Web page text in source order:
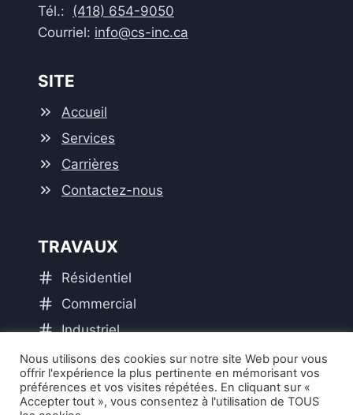
Tél.: (418) 654-9050
Courriel: info@cs-inc.ca
SITE
Accueil
Services
Carrières
Contactez-nous
TRAVAUX
Résidentiel
Commercial
Industriel
Institutionnel
Nous utilisons des cookies sur notre site Web pour vous
offrir l'expérience la plus pertinente en mémorisant vos
préférences et vos visites répétées. En cliquant sur «
Accepter tout », vous consentez à l'utilisation de TOUS